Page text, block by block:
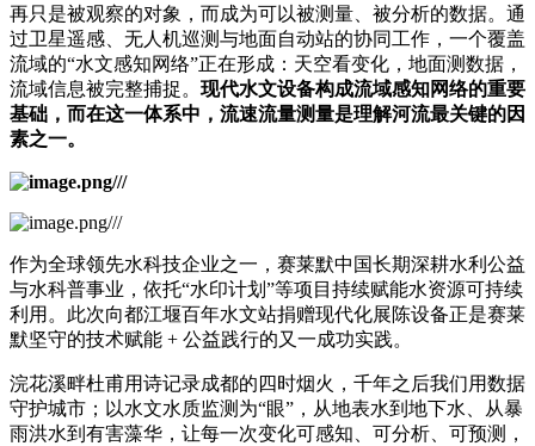
再只是被观察的对象，而成为可以被测量、被分析的数据。通
过卫星遥感、无人机巡测与地面自动站的协同工作，一个覆盖
流域的“水文感知网络”正在形成：天空看变化，地面测数据，
流域信息被完整捕捉。 现代水文设备构成流域感知网络的重要
基础，而在这一体系中，流速流量测量是理解河流最关键的因
素之一。
作为全球领先水科技企业之一，赛莱默中国长期深耕水利公益
与水科普事业，依托“水印计划”等项目持续赋能水资源可持续
利用。此次向都江堰百年水文站捐赠现代化展陈设备正是赛莱
默坚守的技术赋能 + 公益践行的又一成功实践。
浣花溪畔杜甫用诗记录成都的四时烟火，千年之后我们用数据
守护城市；以水文水质监测为“眼”，从地表水到地下水、从暴
雨洪水到有害藻华，让每一次变化可感知、可分析、可预测，